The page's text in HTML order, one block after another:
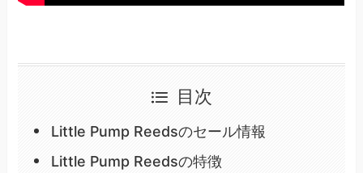
目次
Little Pump Reedsのセール情報
Little Pump Reedsの特徴